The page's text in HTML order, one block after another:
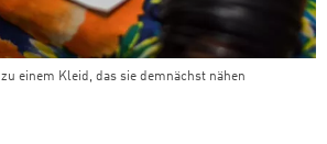
einem Kleid, das sie demnächst nähen